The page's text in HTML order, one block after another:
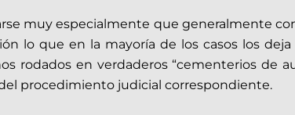
muy especialmente que generalmente
lo que en la mayoría de los casos los
rodados en verdaderos “cementerios de
procedimiento judicial correspondiente.